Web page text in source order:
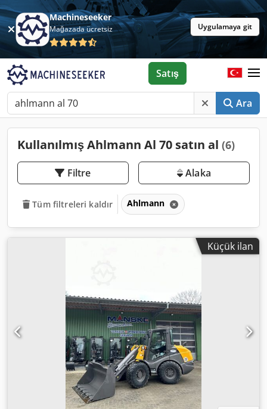
Machineseeker
Mağazada ücretsiz Uygulamaya git
Ara
Satış
Kullanılmış Ahlmann Al 70 satın al (6)
Filtre Alaka
Tüm filtreleri kaldır Ahlmann
Küçük ilan